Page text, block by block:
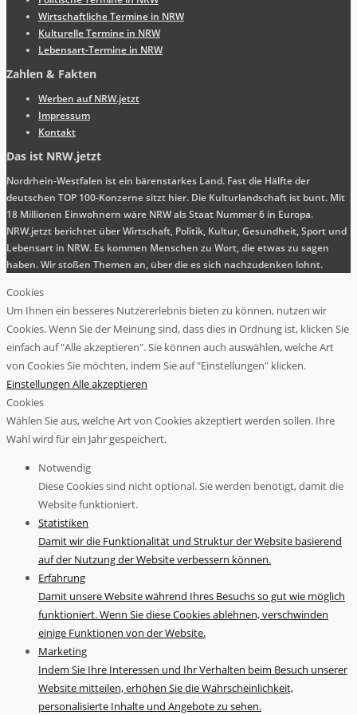
Wirtschaftliche Termine in NRW
Kulturelle Termine in NRW
Lebensart-Termine in NRW
Zahlen & Fakten
Werben auf NRW.jetzt
Impressum
Kontakt
Das ist NRW.jetzt
Nordrhein-Westfalen ist ein bärenstarkes Land. Fast die Hälfte der
deutschen TOP 100-Konzerne sitzt hier. Die Kulturlandschaft ist bunt. Mit
18 Millionen Einwohnern wäre NRW als Staat Nummer 6 in Europa.
NRW.jetzt berichtet über Wirtschaft, Politik, Kultur, Gesundheit, Sport und
Lebensart in NRW. Es kommen Menschen zu Wort, die etwas zu sagen
haben. Wir stoßen Themen an, über die es sich nachzudenken lohnt.
Cookies
Um Ihnen ein besseres Nutzererlebnis bieten zu können, nutzen wir
Cookies. Wenn Sie der Meinung sind, dass dies in Ordnung ist, klicken Sie
einfach auf "Alle akzeptieren". Sie können auch auswählen, welche Art
von Cookies Sie möchten, indem Sie auf "Einstellungen" klicken.
Einstellungen Alle akzeptieren
Cookies
Wählen Sie aus, welche Art von Cookies akzeptiert werden sollen. Ihre
Wahl wird für ein Jahr gespeichert.
Notwendig
Diese Cookies sind nicht optional. Sie werden benötigt, damit die
Website funktioniert.
Statistiken
Damit wir die Funktionalität und Struktur der Website basierend
auf der Nutzung der Website verbessern können.
Erfahrung
Damit unsere Website während Ihres Besuchs so gut wie möglich
funktioniert. Wenn Sie diese Cookies ablehnen, verschwinden
einige Funktionen von der Website.
Marketing
Indem Sie Ihre Interessen und Ihr Verhalten beim Besuch unserer
Website mitteilen, erhöhen Sie die Wahrscheinlichkeit,
personalisierte Inhalte und Angebote zu sehen.